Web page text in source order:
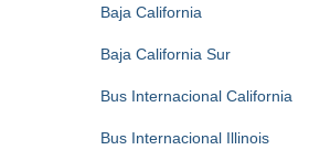
Baja California
Baja California Sur
Bus Internacional California
Bus Internacional Illinois